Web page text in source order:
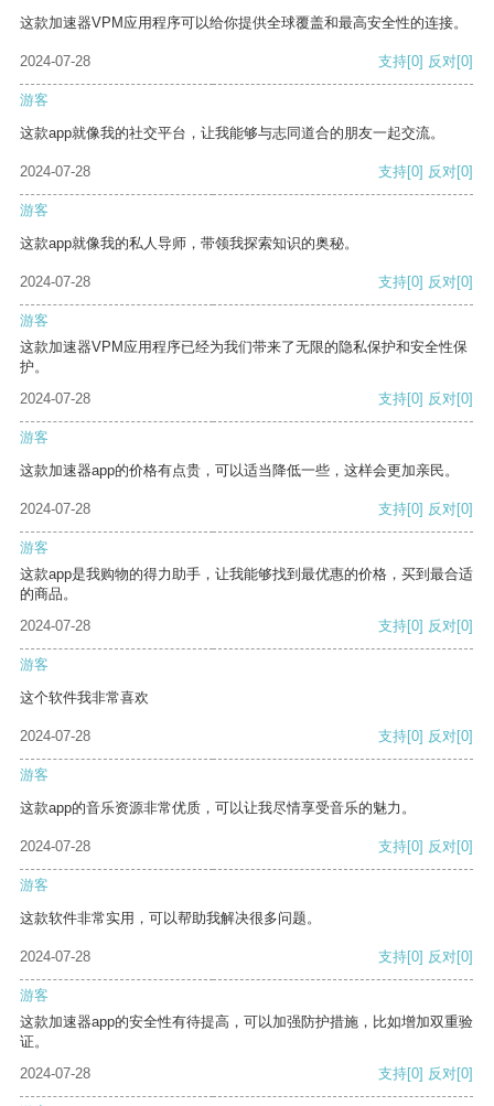
这款加速器VPM应用程序可以给你提供全球覆盖和最高安全性的连接。
2024-07-28 支持[0] 反对[0]
游客
这款app就像我的社交平台，让我能够与志同道合的朋友一起交流。
2024-07-28 支持[0] 反对[0]
游客
这款app就像我的私人导师，带领我探索知识的奥秘。
2024-07-28 支持[0] 反对[0]
游客
这款加速器VPM应用程序已经为我们带来了无限的隐私保护和安全性保
护。
2024-07-28
支持[0] 反对[0]
游客
这款加速器app的价格有点贵，可以适当降低一些，这样会更加亲民。
2024-07-28 支持[0] 反对[0]
游客
这款app是我购物的得力助手，让我能够找到最优惠的价格，买到最合适
的商品。
2024-07-28
支持[0] 反对[0]
游客
这个软件我非常喜欢
2024-07-28 支持[0] 反对[0]
游客
这款app的音乐资源非常优质，可以让我尽情享受音乐的魅力。
2024-07-28 支持[0] 反对[0]
游客
这款软件非常实用，可以帮助我解决很多问题。
2024-07-28 支持[0] 反对[0]
游客
这款加速器app的安全性有待提高，可以加强防护措施，比如增加双重验
证。
2024-07-28
支持[0] 反对[0]